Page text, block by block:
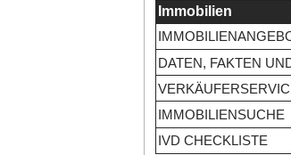
Immobilien
DATEN, FAKTEN
IMMOBILIENSUCHE
IVD CHECKLISTE